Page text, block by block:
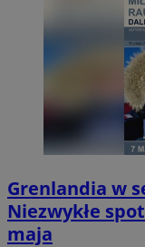
Grenlandia w
Niezwykłe
maja